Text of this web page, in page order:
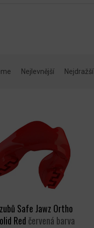
Nejlevnější Nejdražší
Safe Jawz Ortho
Red červená barva